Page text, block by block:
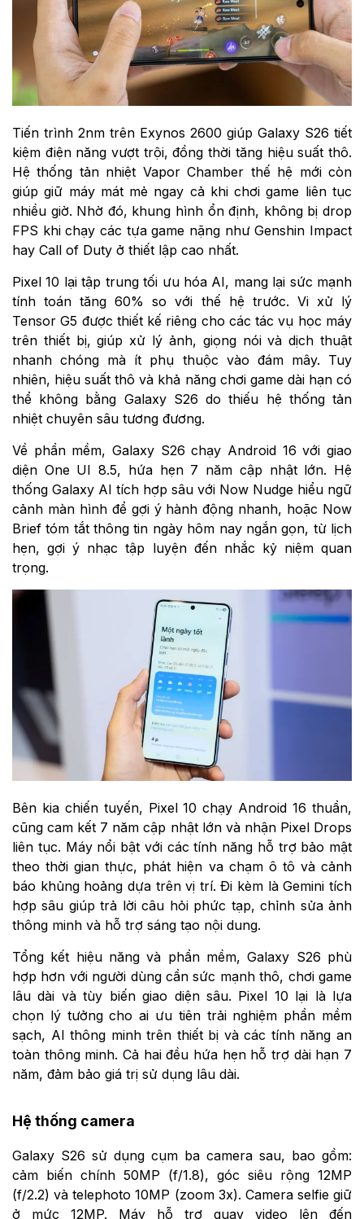
Tiến trình 2nm trên Exynos 2600 giúp Galaxy S26 tiết
kiệm điện năng vượt trội, đồng thời tăng hiệu suất thô.
Hệ thống tản nhiệt Vapor Chamber thế hệ mới còn
giúp giữ máy mát mẻ ngay cả khi chơi game liên tục
nhiều giờ. Nhờ đó, khung hình ổn định, không bị drop
FPS khi chạy các tựa game nặng như Genshin Impact
hay Call of Duty ở thiết lập cao nhất.
Pixel 10 lại tập trung tối ưu hóa AI, mang lại sức mạnh
tính toán tăng 60% so với thế hệ trước. Vi xử lý
Tensor G5 được thiết kế riêng cho các tác vụ học máy
trên thiết bị, giúp xử lý ảnh, giọng nói và dịch thuật
nhanh chóng mà ít phụ thuộc vào đám mây. Tuy
nhiên, hiệu suất thô và khả năng chơi game dài hạn có
thể không bằng Galaxy S26 do thiếu hệ thống tản
nhiệt chuyên sâu tương đương.
Về phần mềm, Galaxy S26 chạy Android 16 với giao
diện One UI 8.5, hứa hẹn 7 năm cập nhật lớn. Hệ
thống Galaxy AI tích hợp sâu với Now Nudge hiểu ngữ
cảnh màn hình để gợi ý hành động nhanh, hoặc Now
Brief tóm tắt thông tin ngày hôm nay ngắn gọn, từ lịch
hẹn, gợi ý nhạc tập luyện đến nhắc kỷ niệm quan
trọng.
Bên kia chiến tuyến, Pixel 10 chạy Android 16 thuần,
cũng cam kết 7 năm cập nhật lớn và nhận Pixel Drops
liên tục. Máy nổi bật với các tính năng hỗ trợ bảo mật
theo thời gian thực, phát hiện va chạm ô tô và cảnh
báo khủng hoảng dựa trên vị trí. Đi kèm là Gemini tích
hợp sâu giúp trả lời câu hỏi phức tạp, chỉnh sửa ảnh
thông minh và hỗ trợ sáng tạo nội dung.
Tổng kết hiệu năng và phần mềm, Galaxy S26 phù
hợp hơn với người dùng cần sức mạnh thô, chơi game
lâu dài và tùy biến giao diện sâu. Pixel 10 lại là lựa
chọn lý tưởng cho ai ưu tiên trải nghiệm phần mềm
sạch, AI thông minh trên thiết bị và các tính năng an
toàn thông minh. Cả hai đều hứa hẹn hỗ trợ dài hạn 7
năm, đảm bảo giá trị sử dụng lâu dài.
Hệ thống camera
Galaxy S26 sử dụng cụm ba camera sau, bao gồm:
cảm biến chính 50MP (f/1.8), góc siêu rộng 12MP
(f/2.2) và telephoto 10MP (zoom 3x). Camera selfie giữ
ở mức 12MP. Máy hỗ trợ quay video lên đến